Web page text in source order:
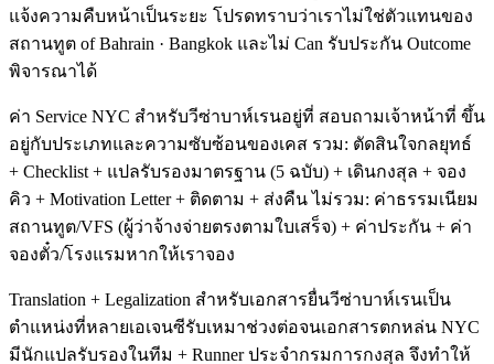
แจ้งความคืบหน้าเป็นระยะ โปรดทราบว่าเราไม่ใช่ตัวแทนของ
สถานทูต of Bahrain · Bangkok และไม่ Can รับประกัน Outcome
พิจารณาได้
ค่า Service NYC สำหรับวีซ่าบาห์เรนอยู่ที่ สอบถามเจ้าหน้าที่ ขึ้น
อยู่กับประเภทและความซับซ้อนของเคส รวม: ตัดสินใจกลยุทธ์
+ Checklist + แปลรับรองมาตรฐาน (5 ฉบับ) + เดินกงสุล + จอง
คิว + Motivation Letter + ติดตาม + ส่งคืน ไม่รวม: ค่าธรรมเนียม
สถานทูต/VFS (ผู้ว่าจ้างจ่ายตรงตามใบเสร็จ) + ค่าประกัน + ค่า
จองตั๋ว/โรงแรมหากให้เราจอง
Translation + Legalization สำหรับเอกสารยื่นวีซ่าบาห์เรนเป็น
ตำแหน่งที่หลายเอเจนซีรับเหมาช่วงต่อจนเอกสารตกหล่น NYC
มีนักแปลรับรองในทีม + Runner ประจำกรมการกงสุล จึงทำให้